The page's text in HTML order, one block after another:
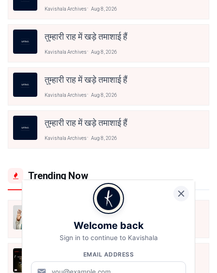
Kavishala Archives Aug 8, 2026
तुम्हारी राह में खड़े तमाशाई हैं
Kavishala Archives Aug 8, 2026
तुम्हारी राह में खड़े तमाशाई हैं
Kavishala Archives Aug 8, 2026
तुम्हारी राह में खड़े तमाशाई हैं
Kavishala Archives Aug 8, 2026
Trending Now
Jun 16, 2020
अंतिम ऊँचाई - कुँवर नारायण | Stay Home
Stay Safe | TVF's Aspirants
May 8, 2021
Welcome back
Sign in to continue to Kavishala
EMAIL ADDRESS